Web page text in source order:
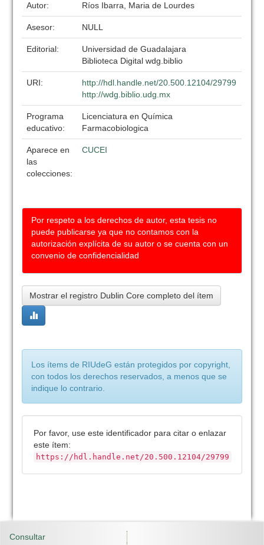
Autor: Ríos Ibarra, Maria de Lourdes
Asesor: NULL
Editorial:
Universidad de Guadalajara
Biblioteca Digital wdg.biblio
URI:
http://hdl.handle.net/20.500.12104/29799
http://wdg.biblio.udg.mx
Programa
educativo:
Licenciatura en Química
Farmacobiologica
Aparece en
las
colecciones:
CUCEI
Por respeto a los derechos de autor, esta tesis no
puede publicarse ya que no contamos con la
autorización explícita de su autor o se cuenta con un
convenio de confidencialidad
Mostrar el registro Dublin Core completo del ítem
Los ítems de RIUdeG están protegidos por copyright,
con todos los derechos reservados, a menos que se
indique lo contrario.
Por favor, use este identificador para citar o enlazar
este ítem:
https://hdl.handle.net/20.500.12104/29799
Consultar